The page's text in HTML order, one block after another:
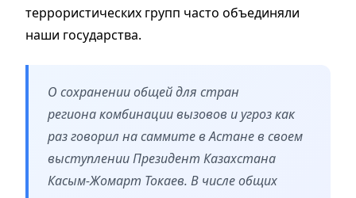
террористических групп часто объединяли
наши государства.
О сохранении общей для стран
региона комбинации вызовов и угроз как
раз говорил на саммите в Астане в своем
выступлении Президент Казахстана
Касым-Жомарт Токаев. В числе общих